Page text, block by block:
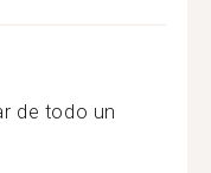
de todo un